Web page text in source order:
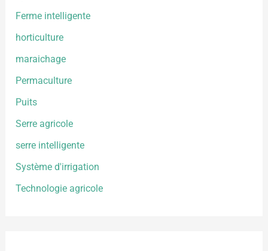
Ferme intelligente
horticulture
maraichage
Permaculture
Puits
Serre agricole
serre intelligente
Système d'irrigation
Technologie agricole